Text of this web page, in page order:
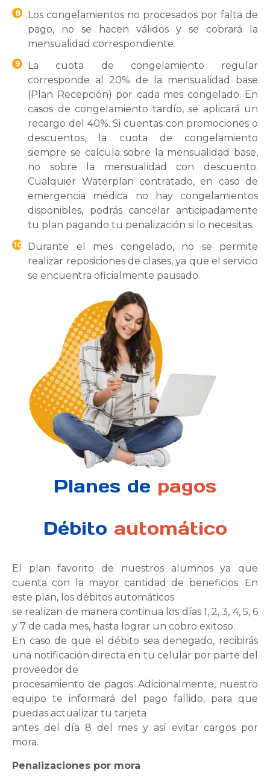
8
Los congelamientos no procesados por falta de
pago, no se hacen válidos y se cobrará la
mensualidad correspondiente.
9
La cuota de congelamiento regular
corresponde al 20% de la mensualidad base
(Plan Recepción) por cada mes congelado. En
casos de congelamiento tardío, se aplicará un
recargo del 40%. Si cuentas con promociones o
descuentos, la cuota de congelamiento
siempre se calcula sobre la mensualidad base,
no sobre la mensualidad con descuento.
Cualquier Waterplan contratado, en caso de
emergencia médica no hay congelamientos
disponibles, podrás cancelar anticipadamente
tu plan pagando tu penalización si lo necesitas.
10
Durante el mes congelado, no se permite
realizar reposiciones de clases, ya que el servicio
se encuentra oficialmente pausado.
Planes de pagos
Débito automático
El plan favorito de nuestros alumnos ya que
cuenta con la mayor cantidad de beneficios. En
este plan, los débitos automáticos
se realizan de manera continua los días 1, 2, 3, 4, 5, 6
y 7 de cada mes, hasta lograr un cobro exitoso.
En caso de que el débito sea denegado, recibirás
una notificación directa en tu celular por parte del
proveedor de
procesamiento de pagos. Adicionalmente, nuestro
equipo te informará del pago fallido, para que
puedas actualizar tu tarjeta
antes del día 8 del mes y así evitar cargos por
mora.
Penalizaciones por mora